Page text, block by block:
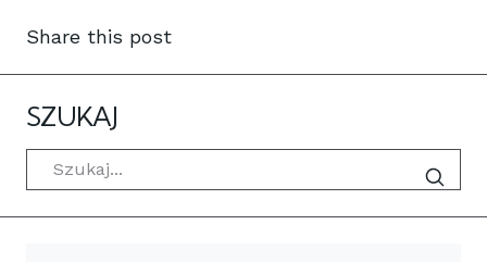
Share this post
SZUKAJ
Szukaj